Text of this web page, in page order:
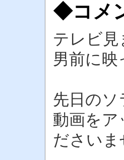
◆コメ
テレビ見
男前に
先日の
動画を
ださいま